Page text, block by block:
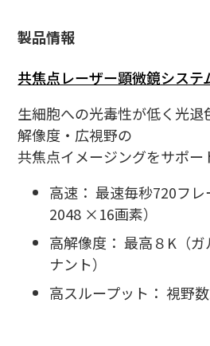
製品情報
共焦点レーザー顕微鏡システ
生細胞への光毒性が低く光
解像度・広視野の
共焦点イメージングをサポー
高速： 最速毎秒720フ
2048 ×16画素）
高解像度： 最高８K（
ナント）
高スループット： 視野